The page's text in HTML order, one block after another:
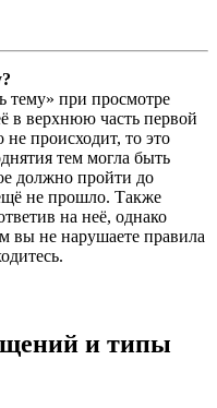
тему» при просмотре
в верхнюю часть первой
происходит, то это
тем могла быть
должно пройти до
не прошло. Также
на неё, однако
вы не нарушаете правила
и типы